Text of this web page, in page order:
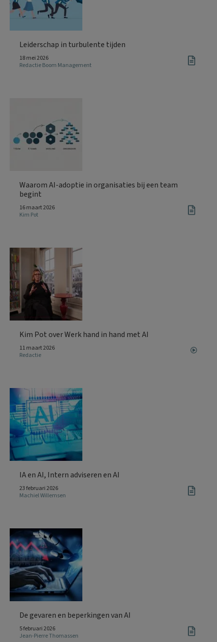
Leiderschap in turbulente tijden
18 mei 2026
Redactie Boom Management
Waarom AI-adoptie in organisaties bij een team
begint
16 maart 2026
Kim Pot
Kim Pot over Werk hand in hand met AI
11 maart 2026
Redactie
IA en AI, Intern adviseren en AI
23 februari 2026
Machiel Willemsen
De gevaren en beperkingen van AI
5 februari 2026
Jean-Pierre Thomassen